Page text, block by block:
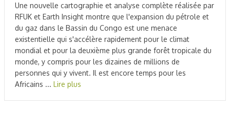
Une nouvelle cartographie et analyse complète réalisée par
RFUK et Earth Insight montre que l'expansion du pétrole et
du gaz dans le Bassin du Congo est une menace
existentielle qui s'accélère rapidement pour le climat
mondial et pour la deuxième plus grande forêt tropicale du
monde, y compris pour les dizaines de millions de
personnes qui y vivent. Il est encore temps pour les
Africains ... Lire plus